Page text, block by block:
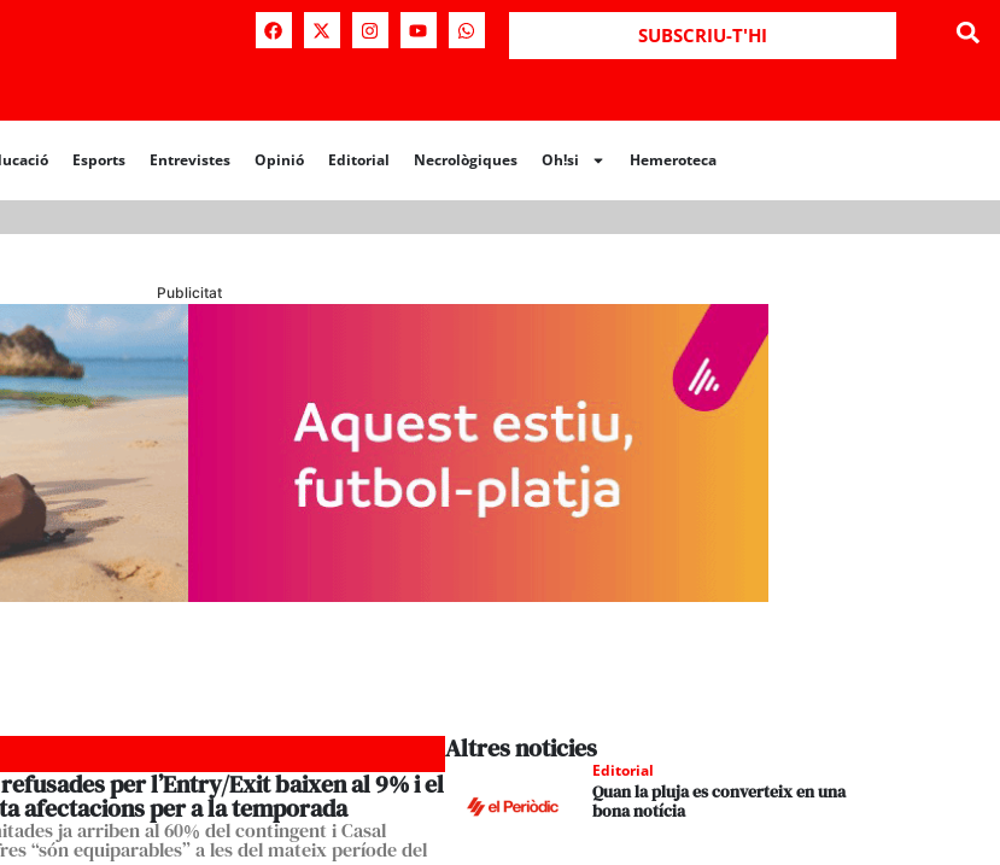
SUBSCRIU-T'HI
Esports Entrevistes Opinió Editorial Necrològiques Oh!si Hemeroteca
Opinió Editorial Necrològiques Hemeroteca
Publicitat
per l’Entry/Exit baixen al 9% i el
afectacions per a la temporada
ja arriben al 60% del contingent i Casal
“són equiparables” a les del mateix període del
Altres noticies
Editorial
Quan la pluja es converteix en una
bona notícia